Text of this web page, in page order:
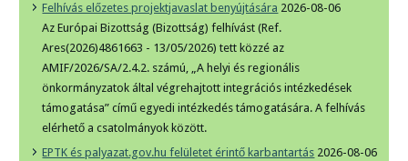
Felhívás előzetes projektjavaslat benyújtására 2026-08-06
Az Európai Bizottság (Bizottság) felhívást (Ref.
Ares(2026)4861663 - 13/05/2026) tett közzé az
AMIF/2026/SA/2.4.2. számú, „A helyi és regionális
önkormányzatok által végrehajtott integrációs intézkedések
támogatása” című egyedi intézkedés támogatására. A felhívás
elérhető a csatolmányok között.
EPTK és palyazat.gov.hu felületet érintő karbantartás 2026-08-06